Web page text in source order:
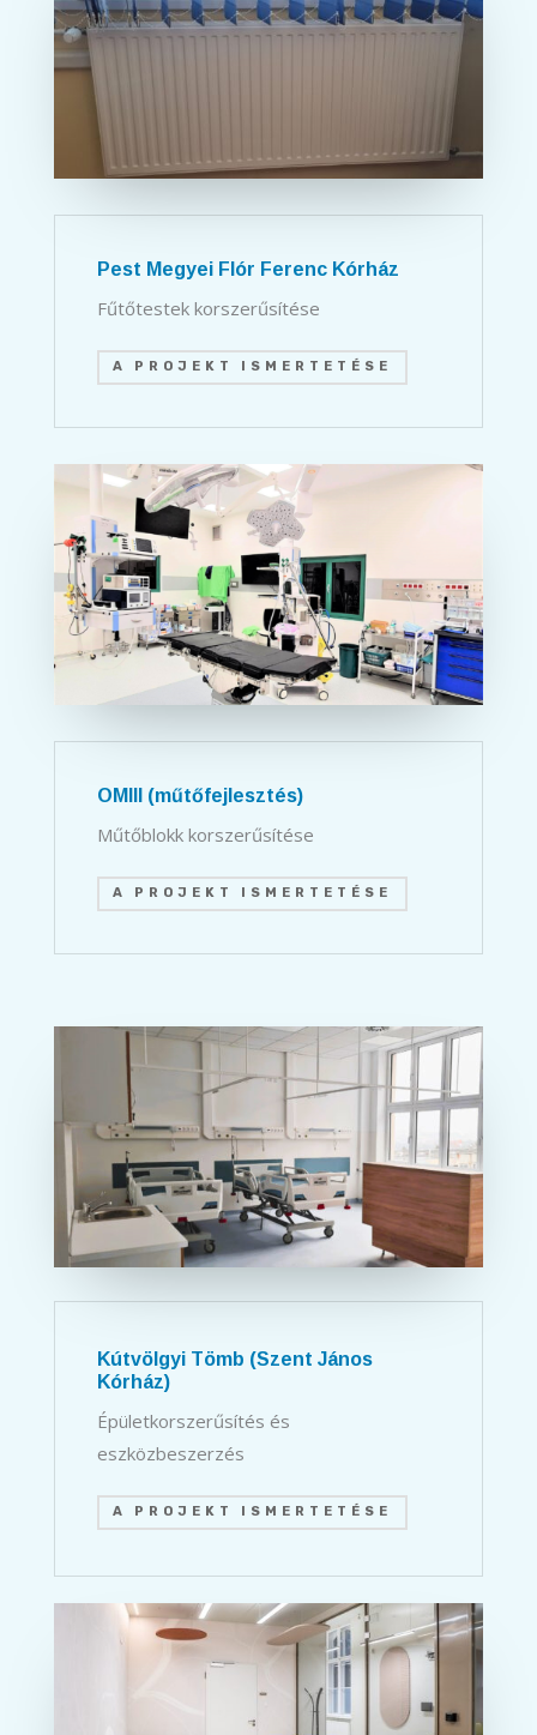
Pest Megyei Flór Ferenc Kórház
Fűtőtestek korszerűsítése
A PROJEKT ISMERTETÉSE
OMIII (műtőfejlesztés)
Műtőblokk korszerűsítése
A PROJEKT ISMERTETÉSE
Kútvölgyi Tömb (Szent János
Kórház)
Épületkorszerűsítés és
eszközbeszerzés
A PROJEKT ISMERTETÉSE